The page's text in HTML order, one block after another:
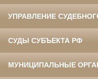
УПРАВЛЕНИЕ
СУДЫ СУБЪЕКТА РФ
МУНИЦИПАЛЬНЫЕ